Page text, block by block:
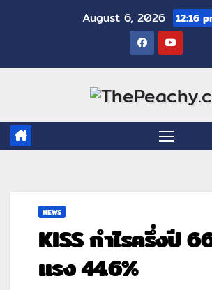
August 6, 2026 12:16
NEWS
KISS กำไรครึ่งปี
แรง 44.6%